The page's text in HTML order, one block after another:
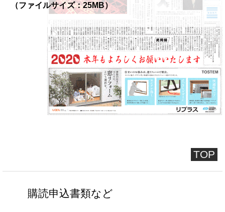
（ファイルサイズ：25MB）
TOP
購読申込書類など